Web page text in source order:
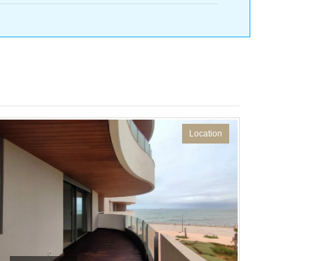
Location